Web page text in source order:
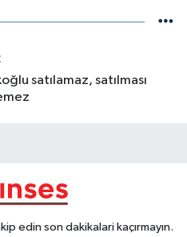
satılamaz, satılması
edin son dakikalari kaçırmayın.